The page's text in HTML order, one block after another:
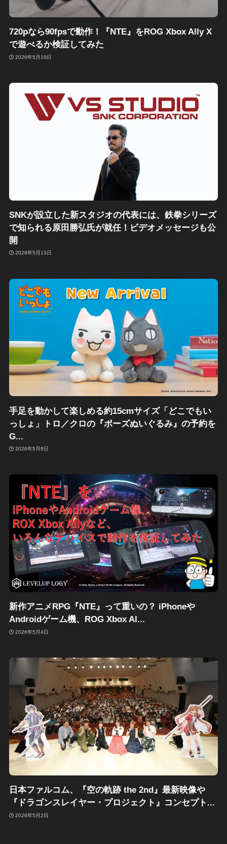
720pなら90fpsで動作！『NTE』をROG Xbox Ally X
で遊べるか検証してみた
2026年5月19日
SNKが設立した新スタジオの代表には、鉄拳シリーズ
で知られる原田勝弘氏が就任！ビデオメッセージも公
開
2026年5月13日
手足を動かして楽しめる約15cmサイズ「どこでもい
っしょ」トロ／クロの『ポーズぬいぐるみ』の予約を
G...
2026年5月8日
新作アニメRPG『NTE』って重いの？ iPhoneや
Androidゲーム機、ROG Xbox Al...
2026年5月4日
日本ファルコム、『空の軌跡 the 2nd』最新映像や
『ドラゴンスレイヤー・プロジェクト』コンセプト...
2026年5月2日